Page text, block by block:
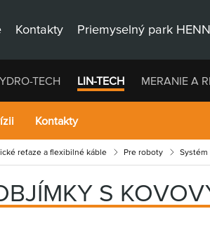
Kontakty Priemyselný park
TECH LIN-TECH MERANIE A
Kontakty
reťaze a flexibilné káble Pre roboty Systém
S